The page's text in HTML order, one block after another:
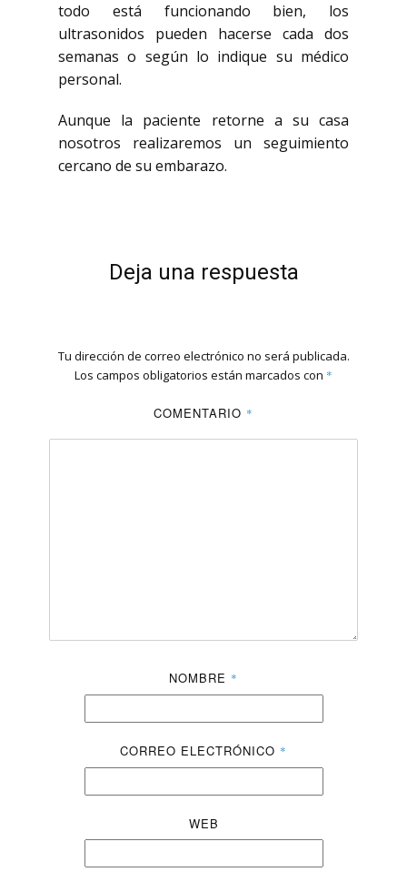
todo está funcionando bien, los
ultrasonidos pueden hacerse cada dos
semanas o según lo indique su médico
personal.
Aunque la paciente retorne a su casa
nosotros realizaremos un seguimiento
cercano de su embarazo.
Deja una respuesta
Tu dirección de correo electrónico no será publicada.
Los campos obligatorios están marcados con *
COMENTARIO *
NOMBRE *
CORREO ELECTRÓNICO *
WEB